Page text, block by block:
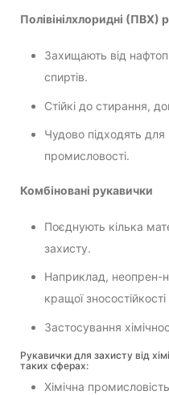
Полівінілхлоридні (ПВХ)
Захищають від
спиртів.
Стійкі до стирання,
Чудово підходять для
промисловості.
Комбіновані рукавички
Поєднують кілька
захисту.
Наприклад, неопрен-
кращої
Застосування
Рукавички для захисту від
таких сферах:
Хімічна